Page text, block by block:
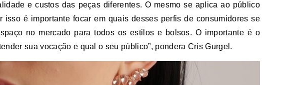
e custos das peças diferentes. O mesmo se aplica ao público
isso é importante focar em quais desses perfis de consumidores se
no mercado para todos os estilos e bolsos. O importante é o
sua vocação e qual o seu público”, pondera Cris Gurgel.